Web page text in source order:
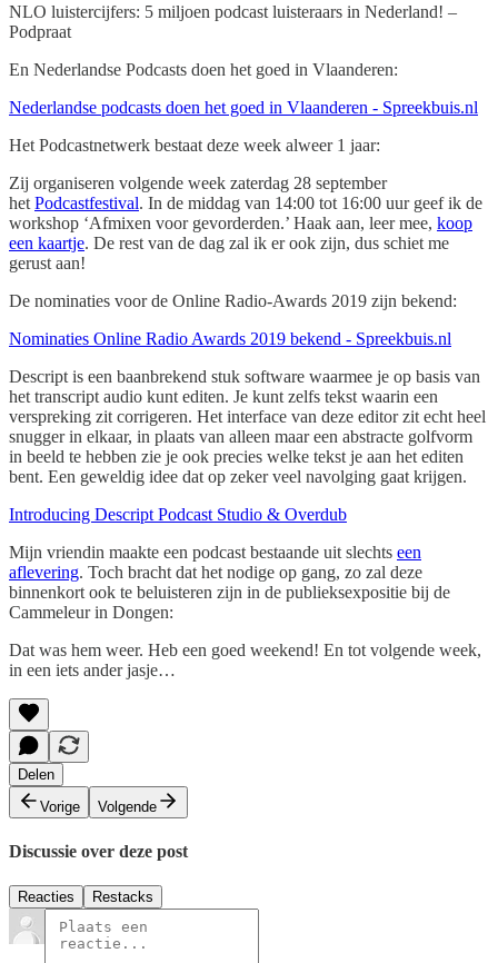
NLO luistercijfers: 5 miljoen podcast luisteraars in Nederland! –
Podpraat
En Nederlandse Podcasts doen het goed in Vlaanderen:
Nederlandse podcasts doen het goed in Vlaanderen - Spreekbuis.nl
Het Podcastnetwerk bestaat deze week alweer 1 jaar:
Zij organiseren volgende week zaterdag 28 september
het Podcastfestival. In de middag van 14:00 tot 16:00 uur geef ik de
workshop ‘Afmixen voor gevorderden.’ Haak aan, leer mee, koop
een kaartje. De rest van de dag zal ik er ook zijn, dus schiet me
gerust aan!
De nominaties voor de Online Radio-Awards 2019 zijn bekend:
Nominaties Online Radio Awards 2019 bekend - Spreekbuis.nl
Descript is een baanbrekend stuk software waarmee je op basis van
het transcript audio kunt editen. Je kunt zelfs tekst waarin een
verspreking zit corrigeren. Het interface van deze editor zit echt heel
snugger in elkaar, in plaats van alleen maar een abstracte golfvorm
in beeld te hebben zie je ook precies welke tekst je aan het editen
bent. Een geweldig idee dat op zeker veel navolging gaat krijgen.
Introducing Descript Podcast Studio & Overdub
Mijn vriendin maakte een podcast bestaande uit slechts een
aflevering. Toch bracht dat het nodige op gang, zo zal deze
binnenkort ook te beluisteren zijn in de publieksexpositie bij de
Cammeleur in Dongen:
Dat was hem weer. Heb een goed weekend! En tot volgende week,
in een iets ander jasje…
Delen
Vorige
Volgende
Discussie over deze post
Reacties Restacks